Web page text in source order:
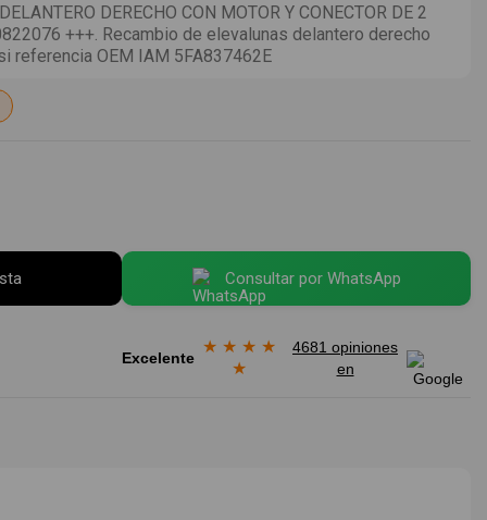
DERECHO CON MOTOR Y CONECTOR DE 2
+++. Recambio de elevalunas delantero derecho
referencia OEM IAM 5FA837462E
Consultar por WhatsApp
Excelente
★ ★ ★ ★
★
4681 opiniones
en